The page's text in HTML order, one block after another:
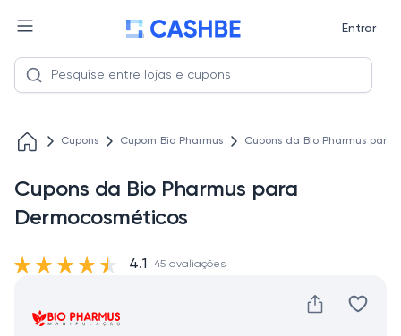
Entrar
Cupons Cupom Bio Pharmus Cupons da Bio Pharmus para
Cupons da Bio Pharmus para
Dermocosméticos
4.1 45 avaliações